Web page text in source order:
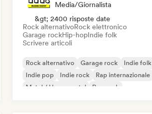
Media/Giornalista
&gt; 2400 risposte date
Rock alternativoRock elettronico
Garage rockHip-hopIndie folk
Scrivere articoli
Rock alternativo Garage rock
Indie folk
Indie pop
Indie rock
Rap internazionale
Metal / Heavy metal
Pop rock